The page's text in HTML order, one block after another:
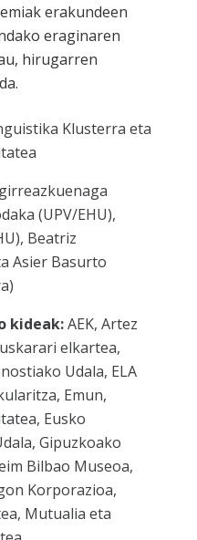
erakundeen
eraginaren
hirugarren
Klusterra eta
(UPV/EHU),
Beatriz
Asier Basurto
kideak:AEK, Artez
elkartea,
Udala, ELA
Emun,
Eusko
Gipuzkoako
Bilbao Museoa,
Korporazioa,
Mutualia eta